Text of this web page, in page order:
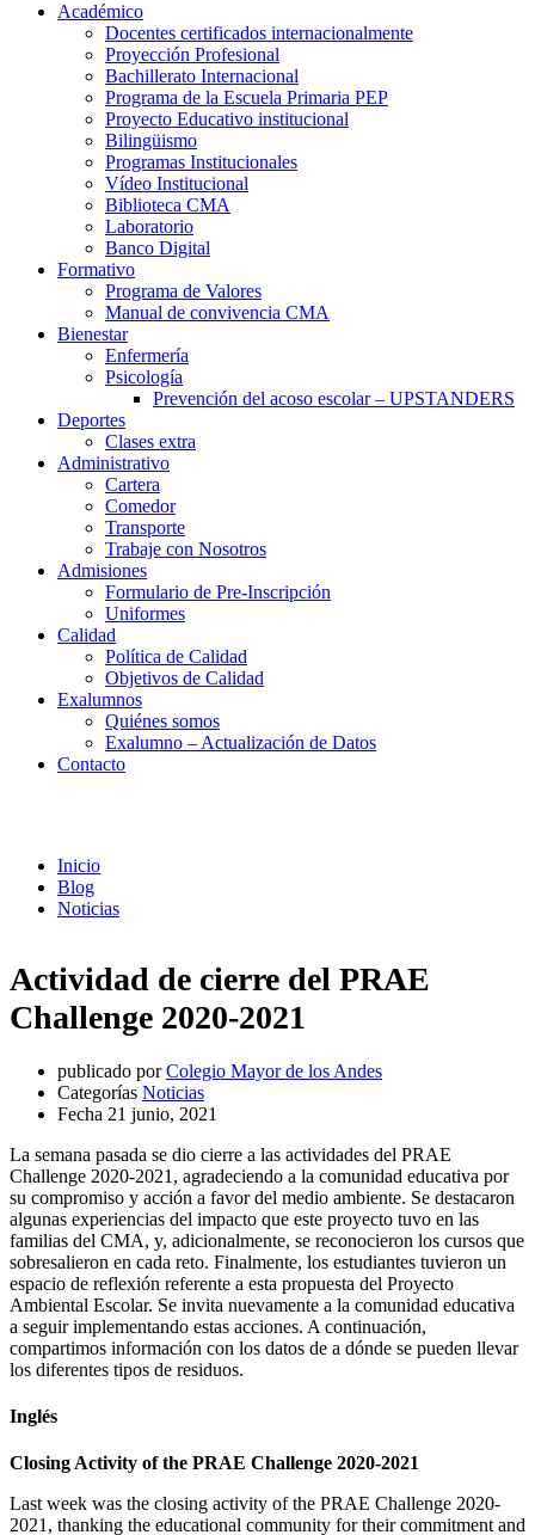
Académico
Docentes certificados internacionalmente
Proyección Profesional
Bachillerato Internacional
Programa de la Escuela Primaria PEP
Proyecto Educativo institucional
Bilingüismo
Programas Institucionales
Vídeo Institucional
Biblioteca CMA
Laboratorio
Banco Digital
Formativo
Programa de Valores
Manual de convivencia CMA
Bienestar
Enfermería
Psicología
Prevención del acoso escolar – UPSTANDERS
Deportes
Clases extra
Administrativo
Cartera
Comedor
Transporte
Trabaje con Nosotros
Admisiones
Formulario de Pre-Inscripción
Uniformes
Calidad
Política de Calidad
Objetivos de Calidad
Exalumnos
Quiénes somos
Exalumno – Actualización de Datos
Contacto
Inicio
Blog
Noticias
Actividad de cierre del PRAE
Challenge 2020-2021
publicado por Colegio Mayor de los Andes
Categorías Noticias
Fecha 21 junio, 2021
La semana pasada se dio cierre a las actividades del PRAE
Challenge 2020-2021, agradeciendo a la comunidad educativa por
su compromiso y acción a favor del medio ambiente. Se destacaron
algunas experiencias del impacto que este proyecto tuvo en las
familias del CMA, y, adicionalmente, se reconocieron los cursos que
sobresalieron en cada reto. Finalmente, los estudiantes tuvieron un
espacio de reflexión referente a esta propuesta del Proyecto
Ambiental Escolar. Se invita nuevamente a la comunidad educativa
a seguir implementando estas acciones. A continuación,
compartimos información con los datos de a dónde se pueden llevar
los diferentes tipos de residuos.
Inglés
Closing Activity of the PRAE Challenge 2020-2021
Last week was the closing activity of the PRAE Challenge 2020-
2021, thanking the educational community for their commitment and